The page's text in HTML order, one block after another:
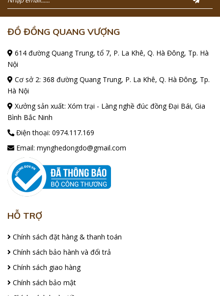
ĐỒ ĐỒNG QUANG VƯỢNG
614 đường Quang Trung, tổ 7, P. La Khê, Q. Hà Đông, Tp. Hà
Nội
Cơ sở 2: 368 đường Quang Trung, P. La Khê, Q. Hà Đông, Tp.
Hà Nội
Xưởng sản xuất: Xóm trại - Làng nghề đúc đồng Đại Bái, Gia
Bình Bắc Ninh
Điện thoại: 0974.117.169
Email: mynghedongdo@gmail.com
HỖ TRỢ
Chính sách đặt hàng & thanh toán
Chính sách bảo hành và đổi trả
Chính sách giao hàng
Chính sách bảo mật